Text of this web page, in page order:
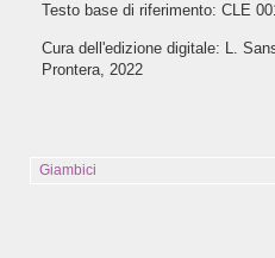
Testo base di riferimento: CLE
Cura dell'edizione digitale: L.
Prontera, 2022
Giambici